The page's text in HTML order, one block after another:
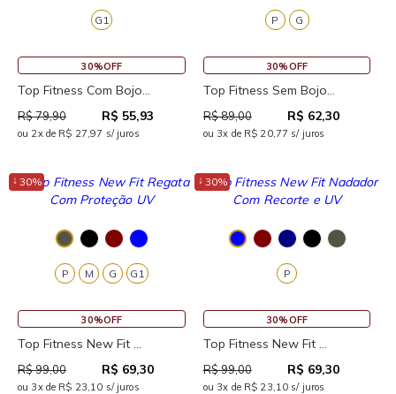
G1
30%OFF
Top Fitness Com Bojo...
R$ 79,90 R$ 55,93
ou 2x de R$ 27,97 s/ juros
P G
30%OFF
Top Fitness Sem Bojo...
R$ 89,00 R$ 62,30
ou 3x de R$ 20,77 s/ juros
↓ 30%
P M G1
G
30%OFF
Top Fitness New Fit ...
R$ 99,00 R$ 69,30
ou 3x de R$ 23,10 s/ juros
↓ 30%
P
30%OFF
Top Fitness New Fit ...
R$ 99,00 R$ 69,30
ou 3x de R$ 23,10 s/ juros